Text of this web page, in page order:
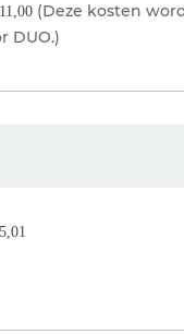
(Deze kosten
DUO.)